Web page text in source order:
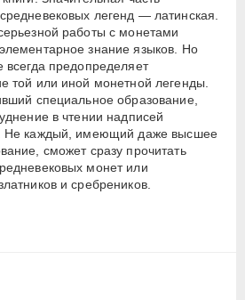
легенд — латинская.
работы с монетами
знание языков. Но
предопределяет
той или иной монетной легенды.
специальное образование,
в чтении надписей
Не каждый, имеющий даже высшее
сможет сразу прочитать
монет или
и сребреников.